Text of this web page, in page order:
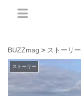
BUZZmag > ストーリー
ストーリー